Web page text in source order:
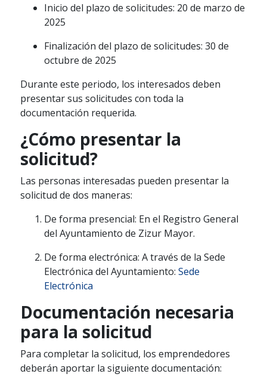
Inicio del plazo de solicitudes: 20 de marzo de
2025
Finalización del plazo de solicitudes: 30 de
octubre de 2025
Durante este periodo, los interesados deben
presentar sus solicitudes con toda la
documentación requerida.
¿Cómo presentar la
solicitud?
Las personas interesadas pueden presentar la
solicitud de dos maneras:
De forma presencial: En el Registro General
del Ayuntamiento de Zizur Mayor.
De forma electrónica: A través de la Sede
Electrónica del Ayuntamiento: Sede
Electrónica
Documentación necesaria
para la solicitud
Para completar la solicitud, los emprendedores
deberán aportar la siguiente documentación: